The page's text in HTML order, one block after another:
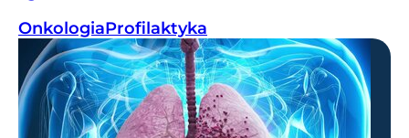
OnkologiaProfilaktyka